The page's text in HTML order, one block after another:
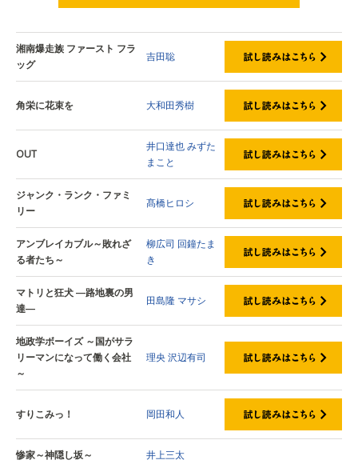
湘南爆走族 ファースト フラ
ッグ
吉田聡
角栄に花束を 大和田秀樹
OUT
井口達也みずた
まこと
ジャンク・ランク・ファミ
リー
髙橋ヒロシ
アンブレイカブル～敗れざ
る者たち～
柳広司 回鐘たま
き
マトリと狂犬 ―路地裏の男
達―
田島隆 マサシ
地政学ボーイズ ～国がサラ
リーマンになって働く会社
～
理央沢辺有司
すりこみっ！ 岡田和人
惨家～神隠し坂～ 井上三太